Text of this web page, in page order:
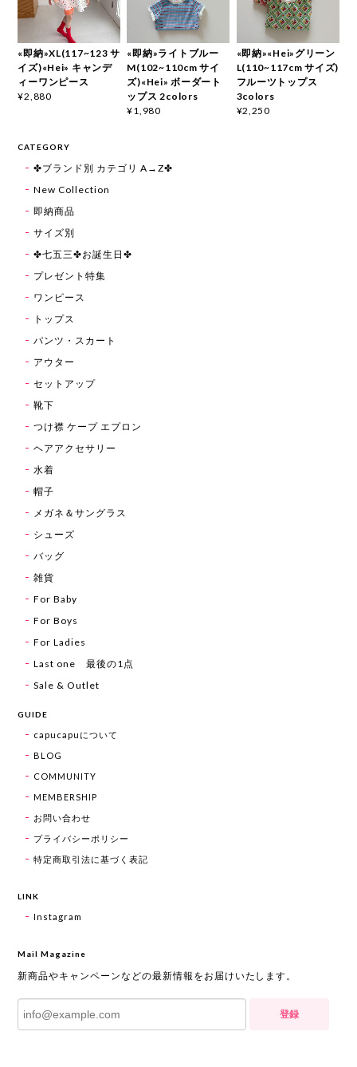
«即納»XL(117~123 サ
イズ)«Hei» キャンデ
ィーワンピース
¥2,880
«即納»ライトブルー
M(102~110cm サイ
ズ)«Hei» ボーダート
ップス 2colors
¥1,980
«即納»«Hei»グリーン
L(110~117cm サイズ)
フルーツトップス
3colors
¥2,250
CATEGORY
✤ブランド別 カテゴリ A→Z✤
New Collection
即納商品
サイズ別
✤七五三✤お誕生日✤
プレゼント特集
ワンピース
トップス
パンツ・スカート
アウター
セットアップ
靴下
つけ襟 ケープ エプロン
ヘアアクセサリー
水着
帽子
メガネ＆サングラス
シューズ
バッグ
雑貨
For Baby
For Boys
For Ladies
Last one 最後の1点
Sale & Outlet
GUIDE
capucapuについて
BLOG
COMMUNITY
MEMBERSHIP
お問い合わせ
プライバシーポリシー
特定商取引法に基づく表記
LINK
Instagram
Mail Magazine
新商品やキャンペーンなどの最新情報をお届けいたします。
登録